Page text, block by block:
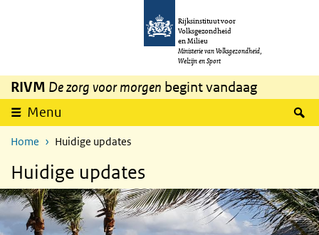
Overslaan en naar de inhoud gaan
Rijksinstituut voor
Volksgezondheid
en Milieu
Ministerie van Volksgezondheid,
Welzijn en Sport
RIVM De zorg voor morgen begint vandaag
Menu
Home Huidige updates
Huidige updates